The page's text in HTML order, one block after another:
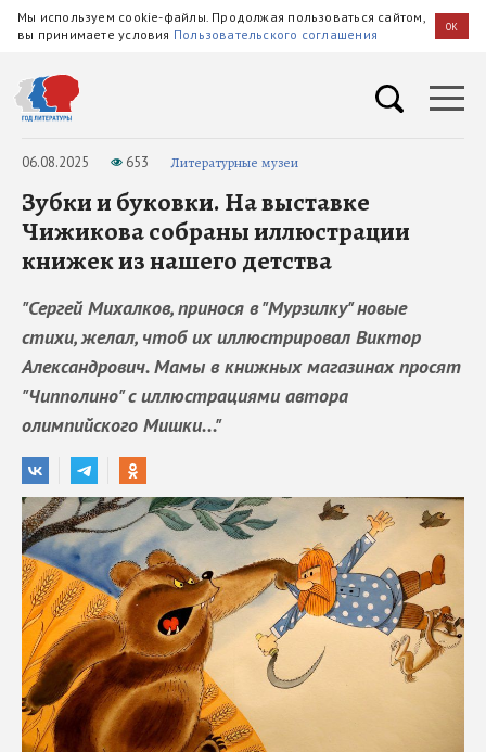
Мы используем cookie-файлы. Продолжая пользоваться сайтом,
вы принимаете условия Пользовательского соглашения OK
06.08.2025 653 Литературные музеи
Зубки и буковки. На выставке
Чижикова собраны иллюстрации
книжек из нашего детства
"Сергей Михалков, принося в "Мурзилку" новые
стихи, желал, чтоб их иллюстрировал Виктор
Александрович. Мамы в книжных магазинах просят
"Чипполино" с иллюстрациями автора
олимпийского Мишки..."